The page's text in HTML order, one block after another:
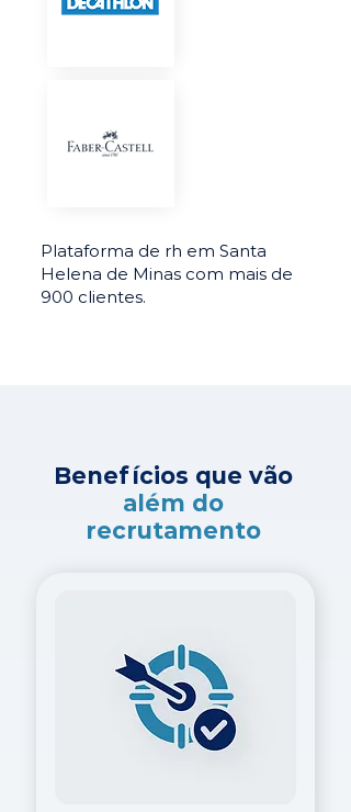
Plataforma de rh em Santa
Helena de Minas com mais de
900 clientes.
Benefícios que vão
além do
recrutamento